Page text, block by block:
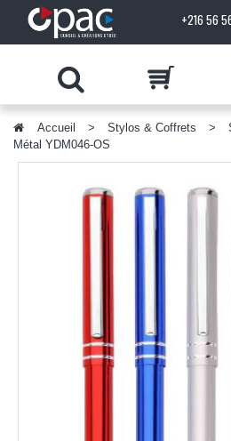
+216 56
Accueil > Stylos & Coffrets >
Métal YDM046-OS
PRODUITS